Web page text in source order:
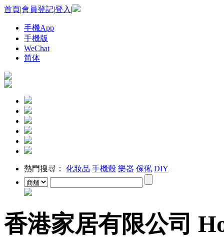
首頁|會員登記|登入 |
手機App
手機版
WeChat
简体
熱門搜尋： 化妝品 手機殼 樂器 傢俬 DIY
香港家居有限公司